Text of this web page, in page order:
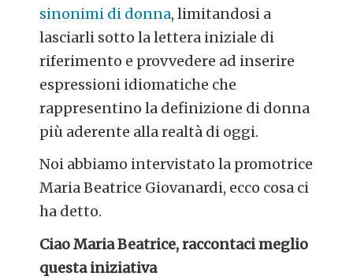
sinonimi di donna, limitandosi a
lasciarli sotto la lettera iniziale di
riferimento e provvedere ad inserire
espressioni idiomatiche che
rappresentino la definizione di donna
più aderente alla realtà di oggi.
Noi abbiamo intervistato la promotrice
Maria Beatrice Giovanardi, ecco cosa ci
ha detto.
Ciao Maria Beatrice, raccontaci meglio
questa iniziativa